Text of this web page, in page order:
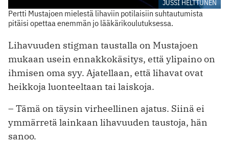
JUSSI HELTTUNEN
Pertti Mustajoen mielestä lihaviin potilaisiin suhtautumista
pitäisi opettaa enemmän jo lääkärikoulutuksessa.
Lihavuuden stigman taustalla on Mustajoen
mukaan usein ennakkokäsitys, että ylipaino on
ihmisen oma syy. Ajatellaan, että lihavat ovat
heikkoja luonteeltaan tai laiskoja.
– Tämä on täysin virheellinen ajatus. Siinä ei
ymmärretä lainkaan lihavuuden taustoja, hän
sanoo.